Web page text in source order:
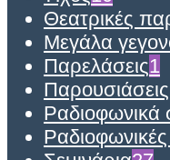
Θεατρικές
Μεγάλα
Παρελάσεις1
Ραδιοφωνικά